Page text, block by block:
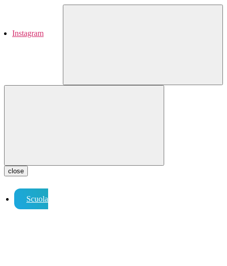
Instagram
close
Scuola